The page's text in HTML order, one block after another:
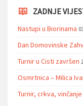
ZADNJE
Nastupi u Biorinama
Dan Domovinske
Turnir u Cisti završen
Osmrtnica – Milica
Turnir, crkva, vinčanje